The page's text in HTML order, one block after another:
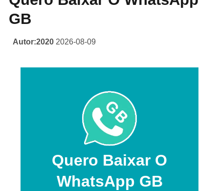
GB
Autor:2020 2026-08-09
Quero Baixar O
WhatsApp GB